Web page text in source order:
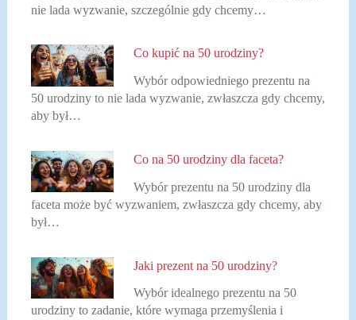
nie lada wyzwanie, szczególnie gdy chcemy…
Co kupić na 50 urodziny?
Wybór odpowiedniego prezentu na
50 urodziny to nie lada wyzwanie, zwłaszcza gdy chcemy,
aby był…
Co na 50 urodziny dla faceta?
Wybór prezentu na 50 urodziny dla
faceta może być wyzwaniem, zwłaszcza gdy chcemy, aby
był…
Jaki prezent na 50 urodziny?
Wybór idealnego prezentu na 50
urodziny to zadanie, które wymaga przemyślenia i